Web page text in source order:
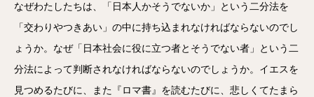
なぜわたしたちは、「日本人かそうでないか」という二分法を
「交わりやつきあい」の中に持ち込まれなければならないのでし
ょうか。なぜ「日本社会に役に立つ者とそうでない者」という二
分法によって判断されなければならないのでしょうか。イエスを
見つめるたびに、また『ロマ書』を読むたびに、悲しくてたまら